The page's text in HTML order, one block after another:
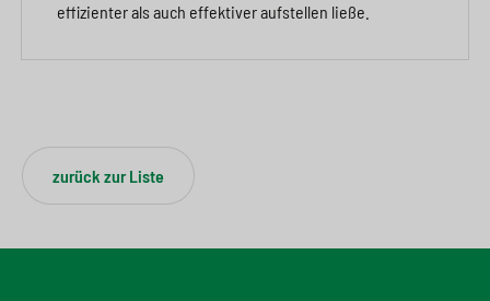
effizienter als auch effektiver aufstellen ließe.
zurück zur Liste